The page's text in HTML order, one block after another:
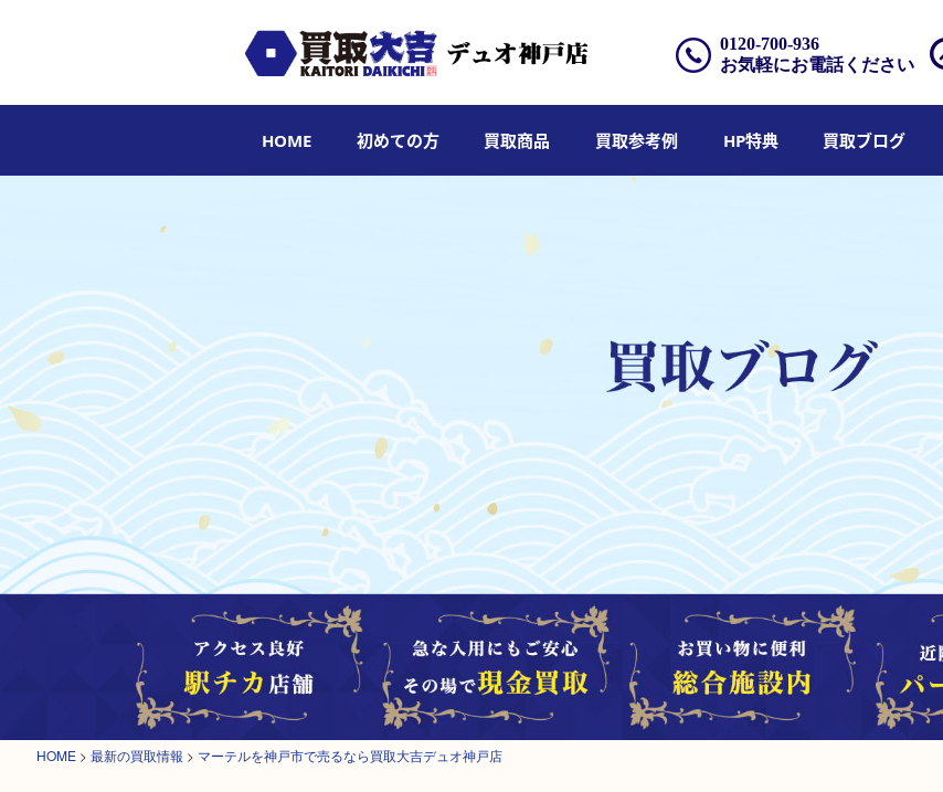
0120-700-936
お気軽にお電話ください
HOME 初めての方 買取商品 買取参考例 HP特典 買取ブログ
HOME > 最新の買取情報 > マーテルを神戸市で売るなら買取大吉デュオ神戸店